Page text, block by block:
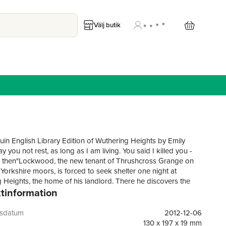
Välj butik
English Library Edition of Wuthering Heights by Emily
you not rest, as long as I am living. You said I killed you -
then"Lockwood, the new tenant of Thrushcross Grange on
moors, is forced to seek shelter one night at
Heights, the home of his landlord. There he discovers the
tempestuous events that took place years before: of the
and her betrayal of him. As Heathcliff's bitterness and
is visited upon the next generation, their innocent heirs must
2012-12-06
130 x 197 x 19 mm